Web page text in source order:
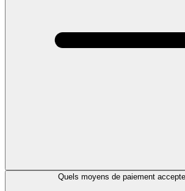
Quels moyens de paiement